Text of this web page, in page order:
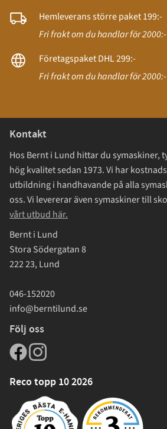
Hemleverans större paket 199:-
Fri frakt om du handlar för 2000:-
Företagspaket DHL 299:-
Fri frakt om du handlar för 2000:-
Kontakt
Hos Bernt i Lund hittar du symaskiner,
hög kvalitet sedan 1973. Vi har
utbildning i handhavande på alla
oss. Vi levererar även symaskiner till
vårt utbud här.
Bernt i Lund
Stora Södergatan 8
222 23, Lund
046-152020
info@berntilund.se
Följ oss
Reco topp 10 2026